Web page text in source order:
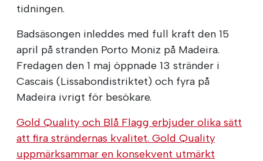
tidningen.
Badsäsongen inleddes med full kraft den 15
april på stranden Porto Moniz på Madeira.
Fredagen den 1 maj öppnade 13 stränder i
Cascais (Lissabondistriktet) och fyra på
Madeira ivrigt för besökare.
Gold Quality och Blå Flagg erbjuder olika sätt
att fira strändernas kvalitet. Gold Quality
uppmärksammar en konsekvent utmärkt